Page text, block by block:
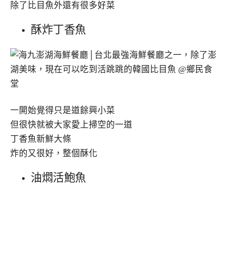
除了比目魚外還有很多好菜
酥炸丁香魚
一開始覺得只是道餘興小菜
但很快就被大家愛上掃空的一道
丁香魚新鮮大條
炸的又很好，整個酥化
油燜活鮑魚